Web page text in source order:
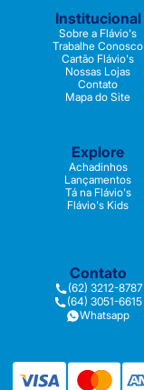
Institucional
Sobre a Flávio's
Trabalhe Conosco
Cartão Flávio's
Nossas Lojas
Contato
Mapa do Site
Explore
Achadinhos
Lançamentos
Tá na Flávio's
Flávio's Kids
Contato
(62) 3212-8787
(64) 3051-6615
Whatsapp